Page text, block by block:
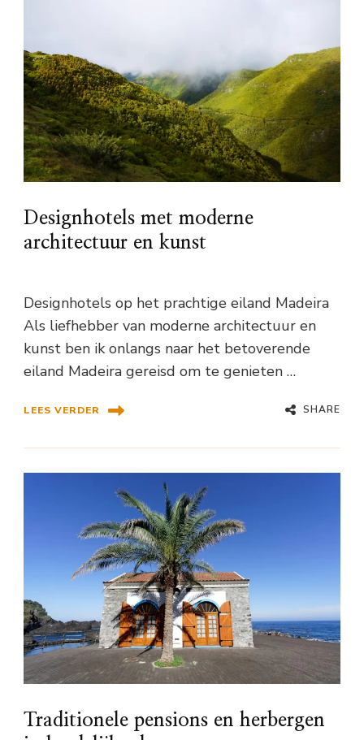
Designhotels met moderne
architectuur en kunst
Designhotels op het prachtige eiland Madeira
Als liefhebber van moderne architectuur en
kunst ben ik onlangs naar het betoverende
eiland Madeira gereisd om te genieten …
LEES VERDER SHARE
Traditionele pensions en herbergen